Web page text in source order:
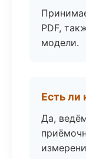
PDF,
модели.
Есть ли
Да,